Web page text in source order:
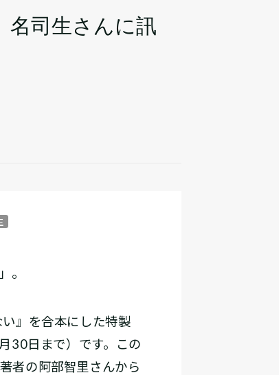
名司生さんに訊
。
』を合本にした特製
30日まで）です。この
者の阿部智里さんから